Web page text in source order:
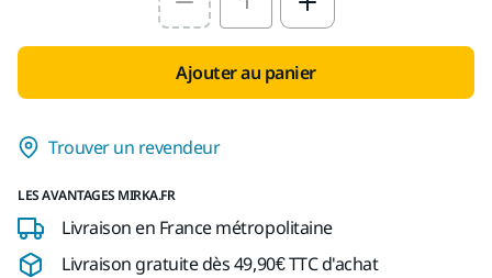
Select quantity value
Ajouter au panier
Trouver un revendeur
LES AVANTAGES MIRKA.FR
Livraison en France métropolitaine
Livraison gratuite dès 49,90€ TTC d'achat